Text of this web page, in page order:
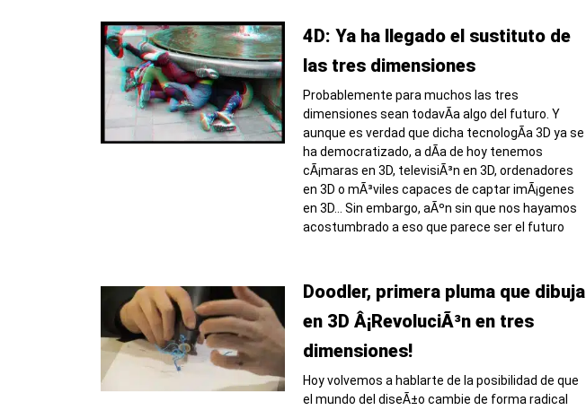
4D: Ya ha llegado el sustituto de
las tres dimensiones
Probablemente para muchos las tres
dimensiones sean todavÃ­a algo del futuro. Y
aunque es verdad que dicha tecnologÃ­a 3D ya se
ha democratizado, a dÃ­a de hoy tenemos
cÃ¡maras en 3D, televisiÃ³n en 3D, ordenadores
en 3D o mÃ³viles capaces de captar imÃ¡genes
en 3D… Sin embargo, aÃºn sin que nos hayamos
acostumbrado a eso que parece ser el futuro
Doodler, primera pluma que dibuja
en 3D Â¡RevoluciÃ³n en tres
dimensiones!
Hoy volvemos a hablarte de la posibilidad de que
el mundo del diseÃ±o cambie de forma radical